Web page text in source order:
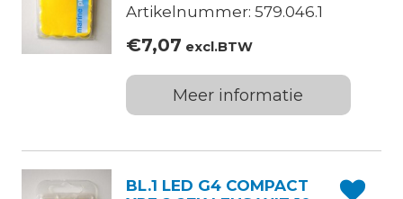
Artikelnummer: 579.046.1
€7,07 excl.BTW
Meer informatie
BL.1 LED G4 COMPACT